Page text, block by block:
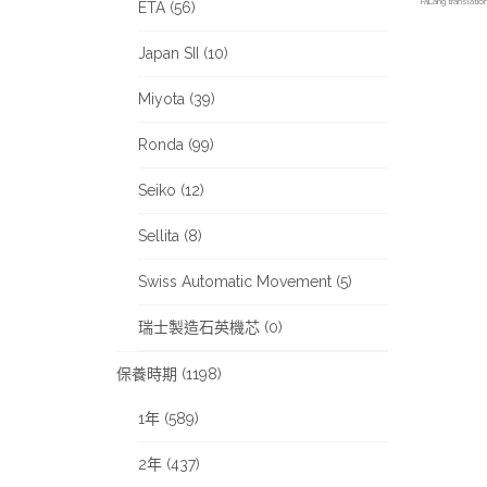
ETA (56)
Japan SII (10)
Miyota (39)
Ronda (99)
Seiko (12)
Sellita (8)
Swiss Automatic Movement (5)
瑞士製造石英機芯 (0)
保養時期 (1198)
1年 (589)
2年 (437)